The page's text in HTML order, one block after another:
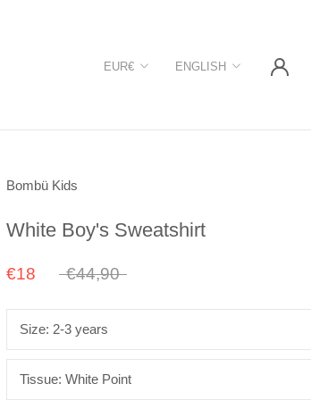
Currency
EUR€ Language
ENGLISH
Bombü Kids
White Boy's Sweatshirt
€18 €44,90
Size: 2-3 years
Tissue: White Point